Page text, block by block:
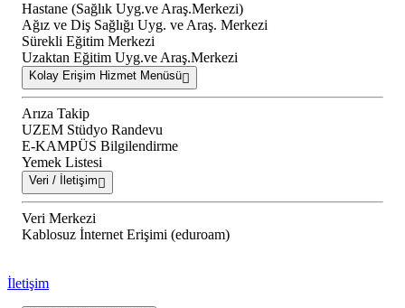
Hastane (Sağlık Uyg.ve Araş.Merkezi)
Ağız ve Diş Sağlığı Uyg. ve Araş. Merkezi
Sürekli Eğitim Merkezi
Uzaktan Eğitim Uyg.ve Araş.Merkezi
Kolay Erişim Hizmet Menüsü
Arıza Takip
UZEM Stüdyo Randevu
E-KAMPÜS Bilgilendirme
Yemek Listesi
Veri / İletişim
Veri Merkezi
Kablosuz İnternet Erişimi (eduroam)
İletişim